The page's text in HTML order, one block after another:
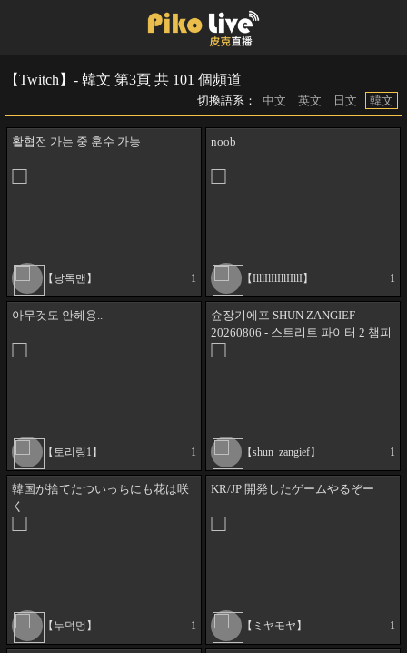
【Twitch】- 韓文 第3頁 共 101 個頻道
切換語系： 中文 英文 日文 韓文
활협전 가는 중 훈수 가능
【낭독맨】 1
noob
【IlllIlIlIllIIllI】 1
아무것도 안헤용..
【토리링1】 1
슌장기에프 SHUN ZANGIEF -
20260806 - 스트리트 파이터 2 챔피
【shun_zangief】 1
韓国が捨てたついっちにも花は咲
く
【누덕멍】 1
KR/JP 開発したゲームやるぞー
【ミヤモヤ】 1